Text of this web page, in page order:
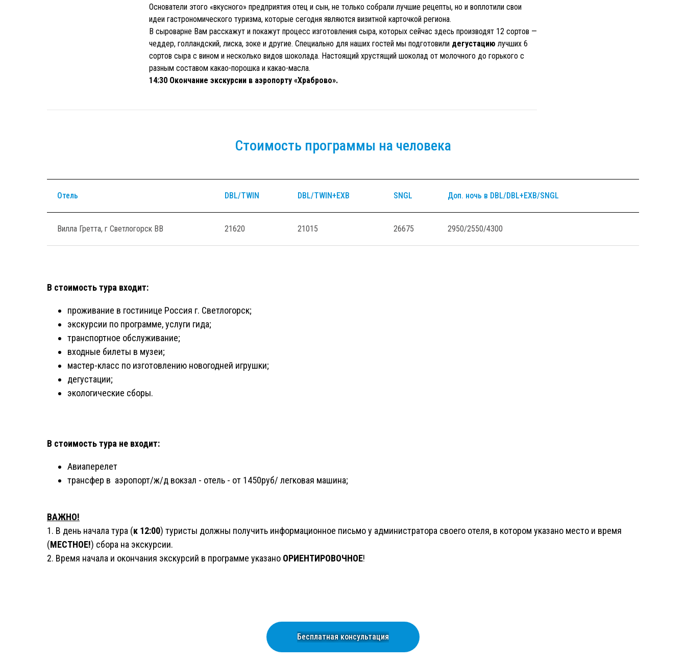
Основатели этого «вкусного» предприятия отец и сын, не только собрали лучшие рецепты, но и воплотили свои
идеи гастрономического туризма, которые сегодня являются визитной карточкой региона.
В сыроварне Вам расскажут и покажут процесс изготовления сыра, которых сейчас здесь производят 12 сортов —
чеддер, голландский, лиска, зоке и другие. Специально для наших гостей мы подготовили дегустацию лучших 6
сортов сыра с вином и несколько видов шоколада. Настоящий хрустящий шоколад от молочного до горького с
разным составом какао-порошка и какао-масла.
14:30 Окончание экскурсии в аэропорту «Храброво».
Стоимость программы на человека
Отель DBL/TWIN DBL/TWIN+EXB SNGL Доп. ночь в DBL/DBL+EXB/SNGL
Вилла Гретта, г Светлогорск ВВ 21620 21015 26675 2950/2550/4300
В стоимость тура входит:
проживание в гостинице Россия г. Светлогорск;
экскурсии по программе, услуги гида;
транспортное обслуживание;
входные билеты в музеи;
мастер-класс по изготовлению новогодней игрушки;
дегустации;
экологические сборы.
В стоимость тура не входит:
Авиаперелет
трансфер в аэропорт/ж/д вокзал - отель - от 1450руб/ легковая машина;
ВАЖНО!
1. В день начала тура (к 12:00) туристы должны получить информационное письмо у администратора своего отеля, в котором указано место и время
(МЕСТНОЕ!) сбора на экскурсии.
2. Время начала и окончания экскурсий в программе указано ОРИЕНТИРОВОЧНОЕ!
Бесплатная консультация